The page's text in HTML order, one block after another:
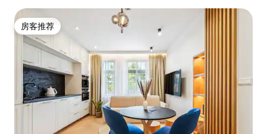
房客推荐
房客推荐